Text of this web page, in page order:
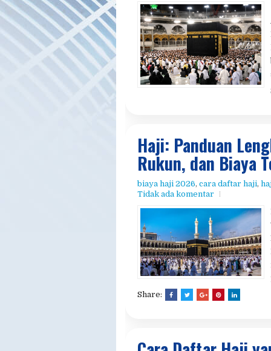
Cara Daftar Haji
Tahun
cara daftar haji,daftar haji cepat
Haji,panduan haji,tips haji,travel
Haji: Panduan
Rukun, dan Biaya
biaya haji 2026,cara daftar haji,
Tidak ada komentar